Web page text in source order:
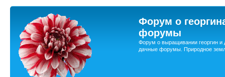
Форум о
форумы
Форум о выращивании георгин и
дачные форумы. Природное